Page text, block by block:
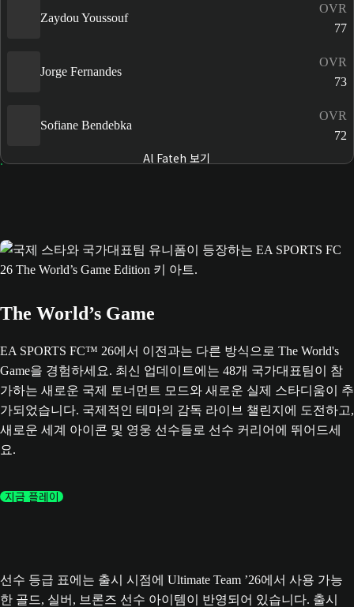
Zaydou Youssouf
OVR
77
Jorge Fernandes
OVR
73
Sofiane Bendebka
OVR
72
Al Fateh 보기
The World’s Game
EA SPORTS FC™ 26에서 이전과는 다른 방식으로 The World's
Game을 경험하세요. 최신 업데이트에는 48개 국가대표팀이 참
가하는 새로운 국제 토너먼트 모드와 새로운 실제 스타디움이 추
가되었습니다. 국제적인 테마의 감독 라이브 챌린지에 도전하고,
새로운 세계 아이콘 및 영웅 선수들로 선수 커리어에 뛰어드세
요.
지금 플레이
선수 등급 표에는 출시 시점에 Ultimate Team ’26에서 사용 가능
한 골드, 실버, 브론즈 선수 아이템이 반영되어 있습니다. 출시